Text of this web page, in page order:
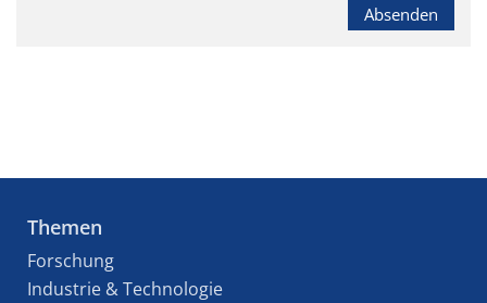
Absenden
Themen
Forschung
Industrie & Technologie